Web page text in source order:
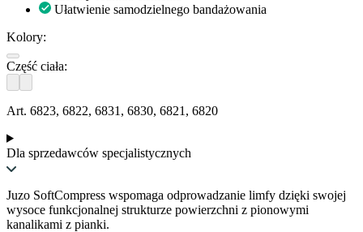
Ułatwienie samodzielnego bandażowania
Kolory:
Część ciała:
Art. 6823, 6822, 6831, 6830, 6821, 6820
Dla sprzedawców specjalistycznych
Juzo SoftCompress wspomaga odprowadzanie limfy dzięki swojej
wysoce funkcjonalnej strukturze powierzchni z pionowymi
kanalikami z pianki.